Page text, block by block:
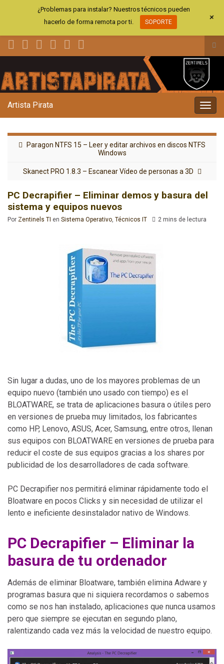
el
la
Artista Pirata
Paragon NTFS 15 – Leer y editar archivos en discos NTFS
Windows
Skanect PRO 1.8.3 – Escanear Vídeo de personas a 3D
PC Decrapifier – Eliminar demos y basura del
sistema y equipos nuevos
Por Zentinels TI en Sistema Operativo, Técnicos IT 2 mins de lectura
Sin lugar a dudas, uno de los mayores problemas de un
equipo nuevo (también uno usado con tiempo) es el
BLOATWARE, se trata de aplicaciones basura o útiles pero
en versiones de prueba muy limitados, los fabricantes
como HP, Lenovo, ASUS, Acer, Samsung, entre otros, llenan
sus equipos con BLOATWARE en versiones de prueba para
reducir el coste de sus equipos gracias a los shares por
publicidad de los desarrolladores de cada software.
PC Decrapifier nos permitirá eliminar rápidamente todo el
Bloatware en pocos Clicks y sin necesidad de utilizar el
lento e ineficiente desinstalador nativo de Windows.
PC Decrapifier – Eliminar la
basura de tu ordenador
Además de eliminar Bloatware, también elimina Adware y
programas basura que ni siquiera recordamos o sabemos
como se nos han instalado, aplicaciones que nunca usamos
pero que siempre se ejecutan en segundo plano,
ralentizando cada vez más la velocidad de nuestro equipo.
¿Problemas para instalar? Nuestros técnicos pueden
hacerlo de forma remota por ti.
SOPORTE +